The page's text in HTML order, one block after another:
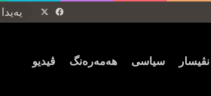
Facebook
نڤیسار سیاسی ھەمەرەنگ ڤیدیو